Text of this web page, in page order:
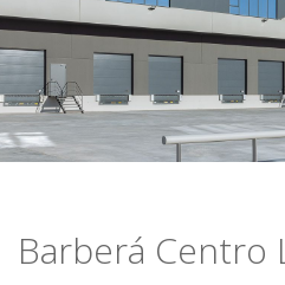
Barberá Centro